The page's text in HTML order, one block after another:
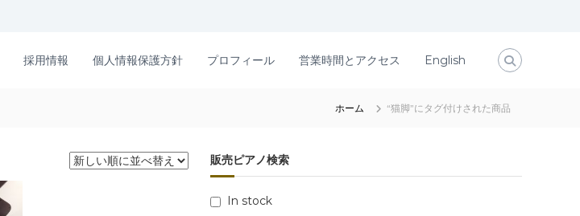
採用情報 個人情報保護方針 プロフィール 営業時間とアクセス English
ホーム “猫脚”にタグ付けされた商品
販売ピアノ検索
In stock